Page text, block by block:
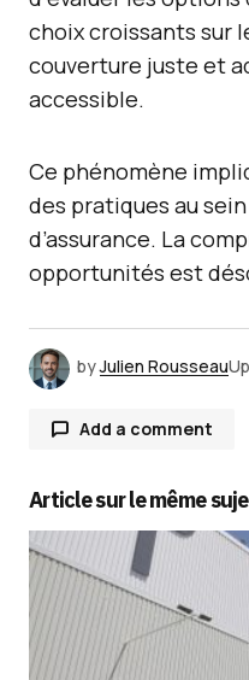
choix croissants sur
couverture juste et
accessible.
Ce phénomène
des pratiques au
d’assurance. La
opportunités est
byJulien Rousseau
Add a comment
Votre adresse e-
champs obligatoires
Comment*
Article sur le même